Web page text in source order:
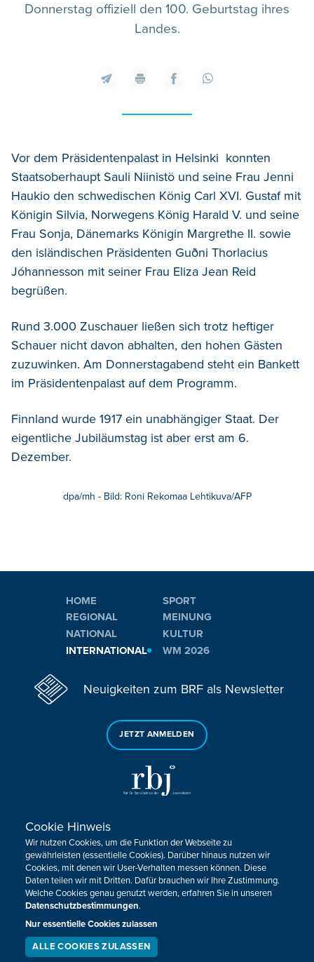
Donnerstag offiziell den 100. Geburtstag ihres
Landes.
Vor dem Präsidentenpalast in Helsinki konnten
Staatsoberhaupt Sauli Niinistö und seine Frau Jenni
Haukio den schwedischen König Carl XVI. Gustaf mit
Königin Silvia, Norwegens König Harald V. und seine
Frau Sonja, Dänemarks Königin Margrethe II. sowie
den isländischen Präsidenten Guðni Thorlacius
Jóhannesson mit seiner Frau Eliza Jean Reid
begrüßen.
Rund 3.000 Zuschauer ließen sich trotz heftiger
Schauer nicht davon abhalten, den hohen Gästen
zuzuwinken. Am Donnerstagabend steht ein Bankett
im Präsidentenpalast auf dem Programm.
Finnland wurde 1917 ein unabhängiger Staat. Der
eigentliche Jubiläumstag ist aber erst am 6.
Dezember.
dpa/mh - Bild: Roni Rekomaa Lehtikuva/AFP
HOME
REGIONAL
NATIONAL
INTERNATIONAL
SPORT
MEINUNG
KULTUR
WM 2026
Neuigkeiten zum BRF als Newsletter
JETZT ANMELDEN
Sie haben noch Fragen oder Anmerkungen?
KONTAKTIEREN SIE UNS!
Impressum Datenschutz Kontakt
Barrierefreiheit
Cookie-Zustimmung anpassen
Design, Konzept & Programmierung:
Cookie Hinweis
Wir nutzen Cookies, um die Funktion der Webseite zu
gewährleisten (essentielle Cookies). Darüber hinaus nutzen wir
Cookies, mit denen wir User-Verhalten messen können. Diese
Daten teilen wir mit Dritten. Dafür brauchen wir Ihre Zustimmung.
Welche Cookies genau genutzt werden, erfahren Sie in unseren
Datenschutzbestimmungen.
Nur essentielle Cookies zulassen
ALLE COOKIES ZULASSEN
LIVESTREAM